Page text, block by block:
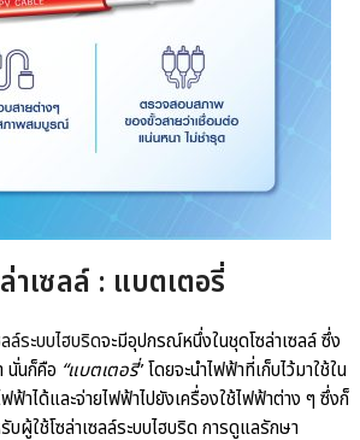
เซลล์ : แบตเตอรี่
ล์ระบบไฮบริดจะมีอุปกรณ์หนึ่งในชุดโซล่าเซลล์ ซึ่ง
นั่นก็คือ “แบตเตอรี่” โดยจะนำไฟฟ้าที่เก็บไว้มาใช้ใน
ฟ้าได้และจ่ายไฟฟ้าไปยังเครื่องใช้ไฟฟ้าต่าง ๆ ซึ่งก็
ผู้ใช้โซล่าเซลล์ระบบไฮบริด การดูแลรักษา